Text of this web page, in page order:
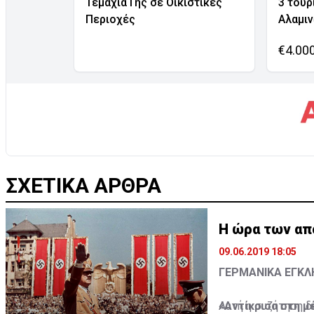
Περιοχές
ΣΧΕΤΙΚΑ ΑΡΘΡΑ
Η ώρα των
09.06.2019 18:05
ΓΕΡΜΑΝΙΚΑ
«Αντίκρισα στη
Αυτή η συζήτηση